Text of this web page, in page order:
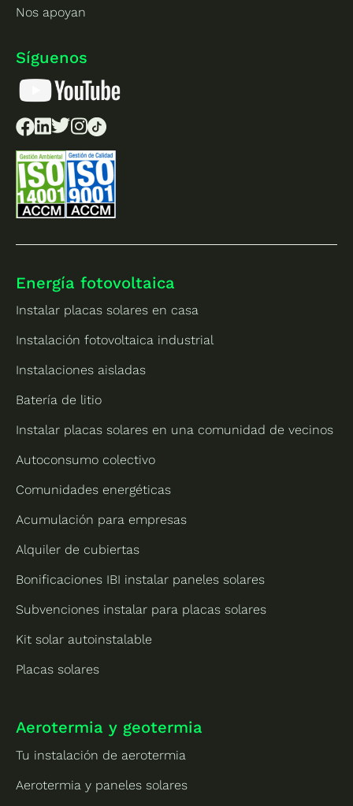
Nos apoyan
Síguenos
Energía fotovoltaica
Instalar placas solares en casa
Instalación fotovoltaica industrial
Instalaciones aisladas
Batería de litio
Instalar placas solares en una comunidad de vecinos
Autoconsumo colectivo
Comunidades energéticas
Acumulación para empresas
Alquiler de cubiertas
Bonificaciones IBI instalar paneles solares
Subvenciones instalar para placas solares
Kit solar autoinstalable
Placas solares
Aerotermia y geotermia
Tu instalación de aerotermia
Aerotermia y paneles solares